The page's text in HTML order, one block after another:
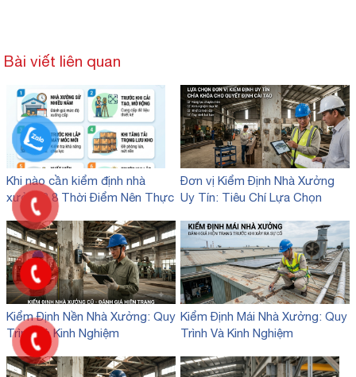
Bài viết liên quan
Khi nào cần kiểm định nhà
xưởng? 8 Thời Điểm Nên Thực
Hiện
Đơn vị Kiểm Định Nhà Xưởng
Uy Tín: Tiêu Chí Lựa Chọn
Kiểm Định Nền Nhà Xưởng: Quy
Trình Và Kinh Nghiệm
Kiểm Định Mái Nhà Xưởng: Quy
Trình Và Kinh Nghiệm